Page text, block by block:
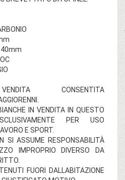
CONSENTITA
IN VENDITA IN QUESTO
PER USO
E SPORT.
SI ASSUME RESPONSABILITÀ
IMPROPRIO DIVERSO DA
FUORI DALLABITAZIONE